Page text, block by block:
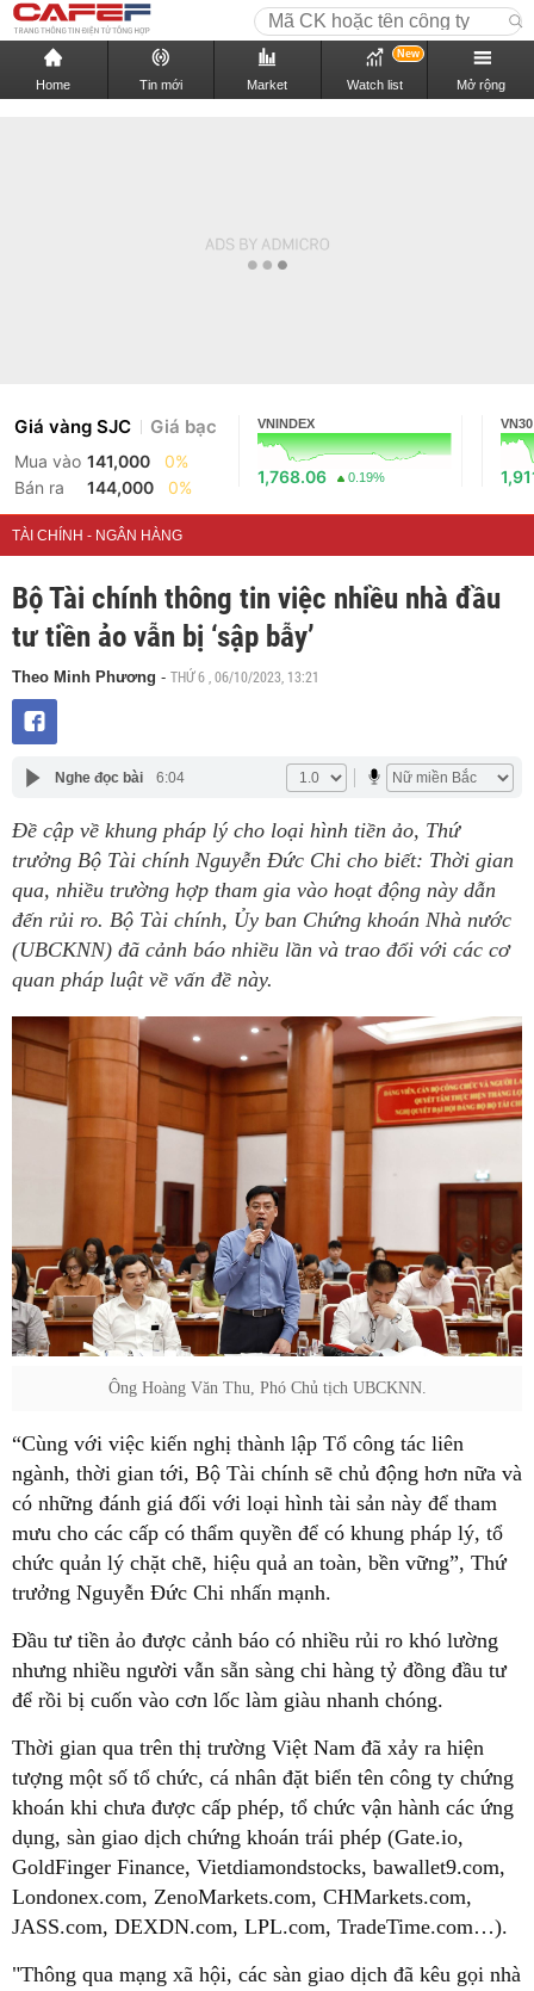
Home Tin mới Market Watch list
New
Mở rộng
Giá vàng SJC Giá bạc
Mua vào 141,000
0%
Bán ra
144,000 0%
VNINDEX
1,768.06 0.19%
VN30
TÀI CHÍNH - NGÂN HÀNG
Bộ Tài chính thông tin việc nhiều nhà đầu
tư tiền ảo vẫn bị ‘sập bẫy’
Theo Minh Phương - THỨ 6 , 06/10/2023, 13:21
Nghe đọc bài 6:04
Đề cập về khung pháp lý cho loại hình tiền ảo, Thứ
trưởng Bộ Tài chính Nguyễn Đức Chi cho biết: Thời gian
qua, nhiều trường hợp tham gia vào hoạt động này dẫn
đến rủi ro. Bộ Tài chính, Ủy ban Chứng khoán Nhà nước
(UBCKNN) đã cảnh báo nhiều lần và trao đổi với các cơ
quan pháp luật về vấn đề này.
Ông Hoàng Văn Thu, Phó Chủ tịch UBCKNN.
“Cùng với việc kiến nghị thành lập Tổ công tác liên
ngành, thời gian tới, Bộ Tài chính sẽ chủ động hơn nữa và
có những đánh giá đối với loại hình tài sản này để tham
mưu cho các cấp có thẩm quyền để có khung pháp lý, tổ
chức quản lý chặt chẽ, hiệu quả an toàn, bền vững”, Thứ
trưởng Nguyễn Đức Chi nhấn mạnh.
Đầu tư tiền ảo được cảnh báo có nhiều rủi ro khó lường
nhưng nhiều người vẫn sẵn sàng chi hàng tỷ đồng đầu tư
để rồi bị cuốn vào cơn lốc làm giàu nhanh chóng.
Thời gian qua trên thị trường Việt Nam đã xảy ra hiện
tượng một số tổ chức, cá nhân đặt biển tên công ty chứng
khoán khi chưa được cấp phép, tổ chức vận hành các ứng
dụng, sàn giao dịch chứng khoán trái phép (Gate.io,
GoldFinger Finance, Vietdiamondstocks, bawallet9.com,
Londonex.com, ZenoMarkets.com, CHMarkets.com,
JASS.com, DEXDN.com, LPL.com, TradeTime.com…).
"Thông qua mạng xã hội, các sàn giao dịch đã kêu gọi nhà